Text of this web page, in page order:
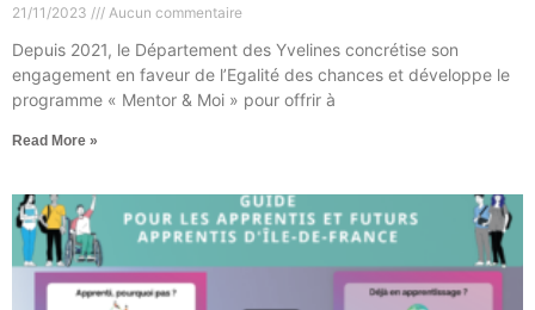
21/11/2023 Aucun commentaire
Depuis 2021, le Département des Yvelines concrétise son
engagement en faveur de l’Egalité des chances et développe le
programme « Mentor & Moi » pour offrir à
Read More »